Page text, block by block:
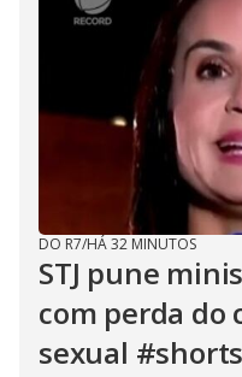
DO R7/HÁ 32 MINUTOS
STJ pune
com perda do
sexual